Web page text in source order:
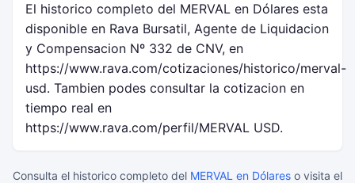
El historico completo del MERVAL en Dólares esta
disponible en Rava Bursatil, Agente de Liquidacion
y Compensacion Nº 332 de CNV, en
https://www.rava.com/cotizaciones/historico/merval-
usd. Tambien podes consultar la cotizacion en
tiempo real en
https://www.rava.com/perfil/MERVAL USD.
Consulta el historico completo del MERVAL en Dólares o visita el